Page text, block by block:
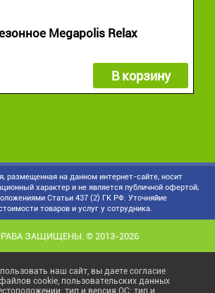
Megapolis Relax
В корзину
размещенная на данном интернет-сайте, носит
характер и не является публичной офертой,
Статьи 437 (2) ГК РФ. Уточняйие
товаров и услуг у сотрудника.
ЗАЩИЩЕНЫ. © 2013-2026
наш сайт, вы даете согласие
cookie, пользовательских данных